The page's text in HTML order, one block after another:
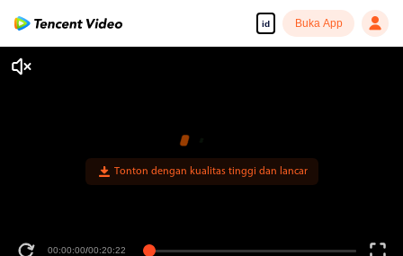
id Buka App
Tonton dengan kualitas tinggi dan lancar
00:00:00/00:20:22